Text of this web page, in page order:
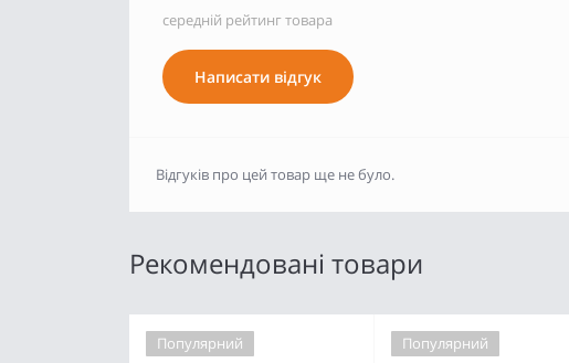
середній рейтинг товара
Написати відгук
Відгуків про цей товар ще не було.
Рекомендовані товари
Популярний
Популярний